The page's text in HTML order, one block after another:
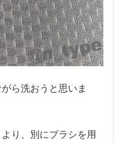
ら洗おうと思いま
り、別にブラシを用